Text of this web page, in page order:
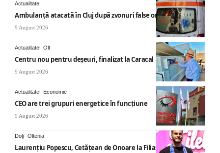
Actualitate
Ambulanță atacată în Cluj după zvonuri false online
9 August 2026
Actualitate Olt
Centru nou pentru deșeuri, finalizat la Caracal
9 August 2026
Actualitate Economie
CEO are trei grupuri energetice în funcțiune
9 August 2026
Dolj Oltenia
Laurențiu Popescu, Cetățean de Onoare la Filiași